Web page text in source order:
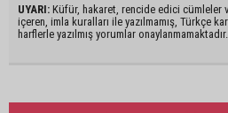
UYARI: Küfür, hakaret, rencide edici cümleler
içeren, imla kuralları ile yazılmamış, Türkçe
harflerle yazılmış yorumlar onaylanmamaktadır.